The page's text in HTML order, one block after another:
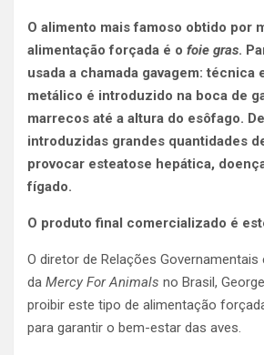
O alimento mais famoso obtido por
alimentação forçada é o foie gras.
usada a chamada gavagem: técnica
metálico é introduzido na boca de
marrecos até a altura do esôfago.
introduzidas grandes quantidades
provocar esteatose hepática,
fígado.
O produto final comercializado é
O diretor de Relações Governamentais
da Mercy For Animals no Brasil,
proibir este tipo de alimentação
para garantir o bem-estar das aves.